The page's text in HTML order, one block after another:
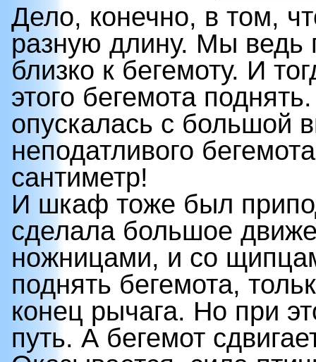
Дело, конечно, в том,
разную длину. Мы ведь
близко к бегемоту. И
этого бегемота
опускалась с большой
неподатливого
сантиметр!
И шкаф тоже был
сделала большое
ножницами, и со
поднять бегемота,
конец рычага. Но при
путь. А бегемот